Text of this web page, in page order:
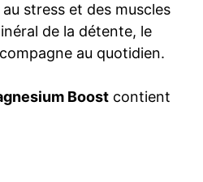
stress et des muscles
de la détente, le
au quotidien.
Boost contient